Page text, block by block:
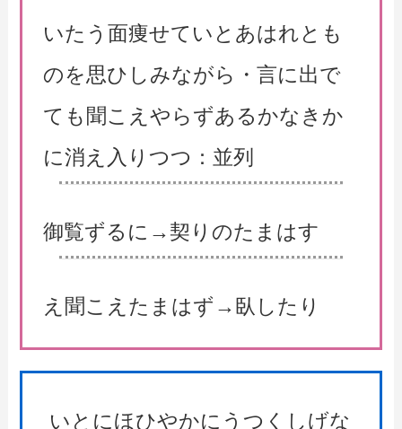
いたう面痩せていとあはれとも
のを思ひしみながら・言に出で
ても聞こえやらずあるかなきか
に消え入りつつ：並列
御覧ずるに→契りのたまはす
え聞こえたまはず→臥したり
いとにほひやかにうつくしげな